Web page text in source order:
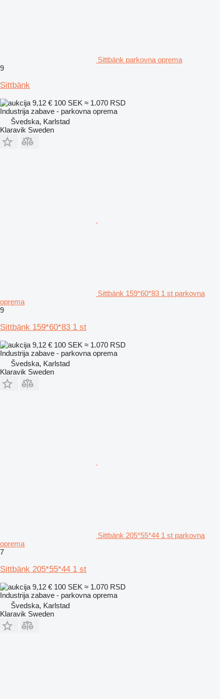
Sittbänk parkovna oprema
9
Sittbänk
9,12 € 100 SEK ≈ 1.070 RSD
Industrija zabave - parkovna oprema
Švedska, Karlstad
Klaravik Sweden
Sittbänk 159*60*83 1 st parkovna
oprema
9
Sittbänk 159*60*83 1 st
9,12 € 100 SEK ≈ 1.070 RSD
Industrija zabave - parkovna oprema
Švedska, Karlstad
Klaravik Sweden
Sittbänk 205*55*44 1 st parkovna
oprema
7
Sittbänk 205*55*44 1 st
9,12 € 100 SEK ≈ 1.070 RSD
Industrija zabave - parkovna oprema
Švedska, Karlstad
Klaravik Sweden